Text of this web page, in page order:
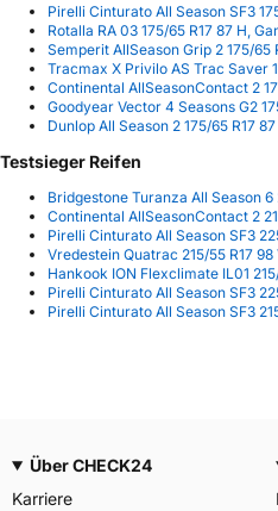
Pirelli Cinturato All Season SF3
Rotalla RA 03 175/65 R17 87 H,
Semperit AllSeason Grip 2 175/65
Tracmax X Privilo AS Trac Saver
Continental AllSeasonContact 2
Goodyear Vector 4 Seasons G2
Dunlop All Season 2 175/65 R17
Testsieger Reifen
Bridgestone Turanza All Season
Continental AllSeasonContact 2
Pirelli Cinturato All Season SF3
Vredestein Quatrac 215/55 R17
Hankook ION Flexclimate IL01
Pirelli Cinturato All Season SF3
Pirelli Cinturato All Season SF3
Über CHECK24
Karriere